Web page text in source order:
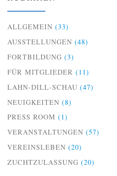
ALLGEMEIN (33)
AUSSTELLUNGEN (48)
FORTBILDUNG (3)
FÜR MITGLIEDER (11)
LAHN-DILL-SCHAU (47)
NEUIGKEITEN (8)
PRESS ROOM (1)
VERANSTALTUNGEN (57)
VEREINSLEBEN (20)
ZUCHTZULASSUNG (20)